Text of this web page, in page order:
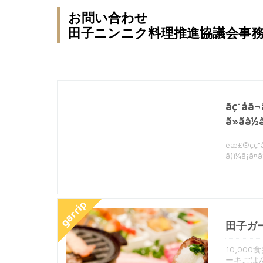
お問い合わせ
田子ニンニク料理推進協議会事
garrip 田子ガ
10,000食
ーキごは